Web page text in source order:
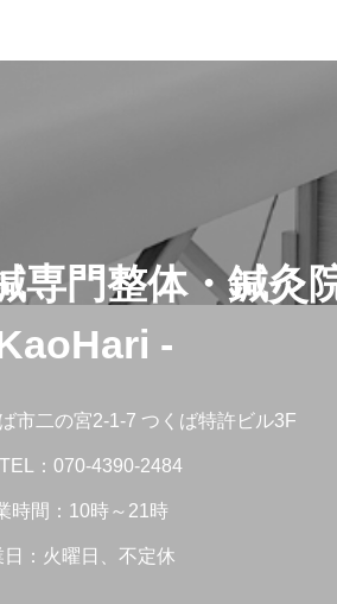
専門整体・鍼灸
-
市二の宮2-1-7 つくば特許ビル3F
：070-4390-2484
時間：10時～21時
日：火曜日、不定休